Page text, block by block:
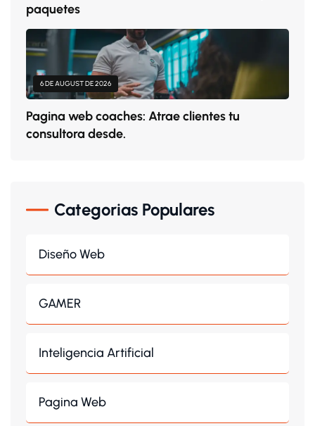
paquetes
6 DE AUGUST DE 2026
Pagina web coaches: Atrae clientes tu
consultora desde.
Categorias Populares
Diseño Web
GAMER
Inteligencia Artificial
Pagina Web